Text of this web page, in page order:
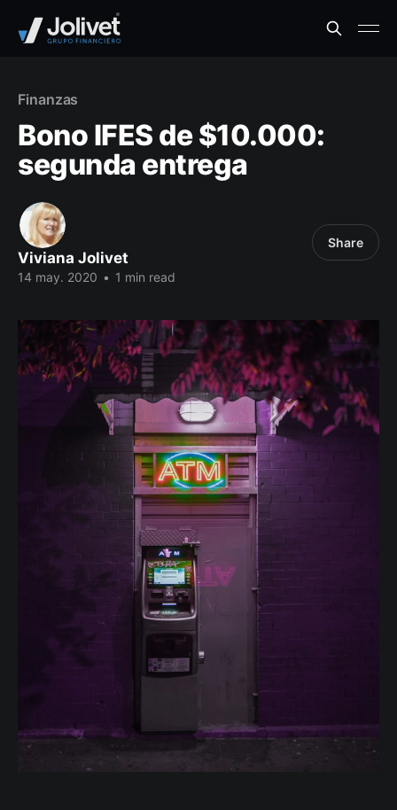
Finanzas
Bono IFES de $10.000:
segunda entrega
Viviana Jolivet
14 may. 2020 • 1 min read
Share